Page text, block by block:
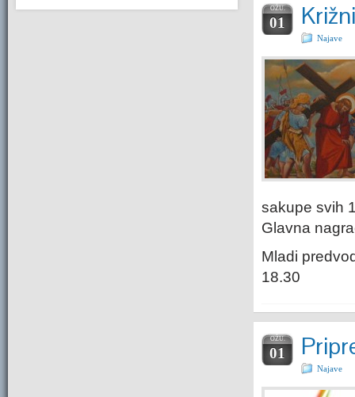
OŽU.
01
Najave
sakupe svih
Glavna
Mladi
18.30
OŽU.
01
Najave